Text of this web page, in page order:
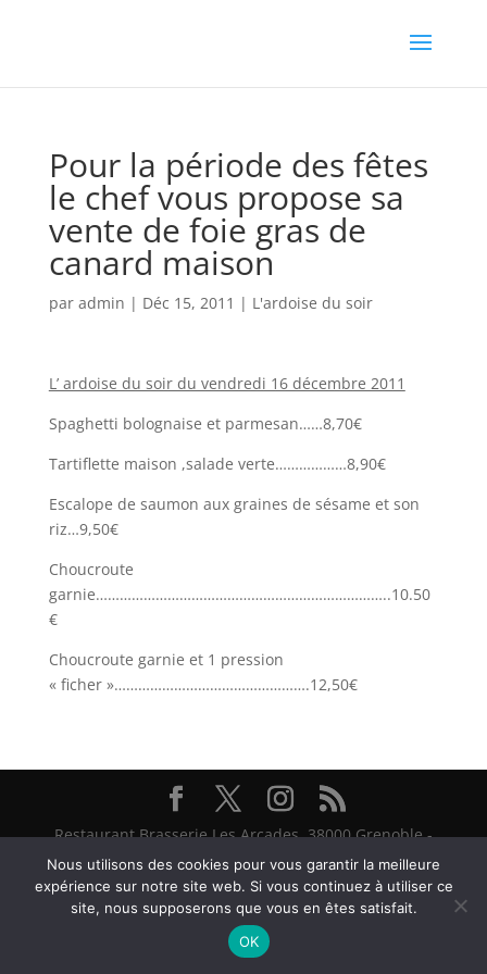
Pour la période des fêtes
le chef vous propose sa
vente de foie gras de
canard maison
par admin | Déc 15, 2011 | L'ardoise du soir
L’ ardoise du soir du vendredi 16 décembre 2011
Spaghetti bolognaise et parmesan……8,70€
Tartiflette maison ,salade verte………………8,90€
Escalope de saumon aux graines de sésame et son
riz…9,50€
Choucroute
garnie………………………………………………………………..10.50
€
Choucroute garnie et 1 pression
« ficher »………………………………………….12,50€
Restaurant Brasserie Les Arcades, 38000 Grenoble -
@ Textes et Photos Thierry et Frédéric Bayle - 2026
Nous utilisons des cookies pour vous garantir la meilleure
expérience sur notre site web. Si vous continuez à utiliser ce
site, nous supposerons que vous en êtes satisfait.
OK